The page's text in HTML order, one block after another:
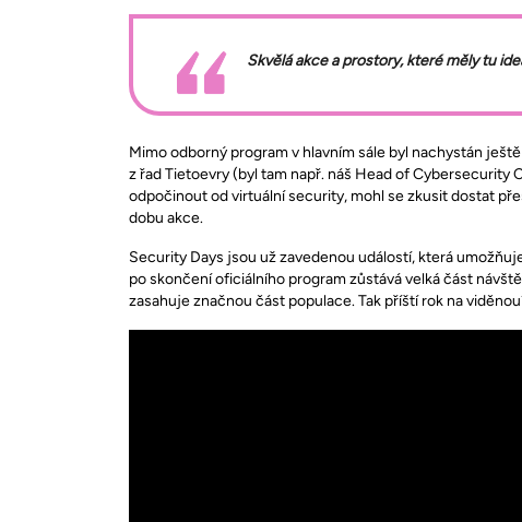
Skvělá akce a prostory, které měly tu
Mimo odborný program v hlavním sále byl nachystán
z řad Tietoevry (byl tam např. náš Head of Cybersecurity
odpočinout od virtuální security, mohl se zkusit dostat
dobu akce.
Security Days jsou už zavedenou událostí, která
po skončení oficiálního program zůstává velká část
zasahuje značnou část populace. Tak příští rok na